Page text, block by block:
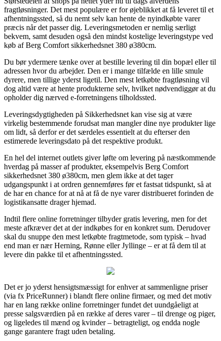
fragtløsninger. Det mest populære er for øjeblikket at få leveret til et
afhentningssted, så du nemt selv kan hente de nyindkøbte varer
præcis når det passer dig. Leveringsmetoden er nemlig særligt
bekvem, samt desuden også den mindst kostelige leveringstype ved
køb af Berg Comfort sikkerhedsnet 380 ø380cm.
Du bør ydermere tænke over at bestille levering til din bopæl eller til
adressen hvor du arbejder. Den er i mange tilfælde en lille smule
dyrere, men tillige yderst ligetil. Den mest letkøbte fragtløsning vil
dog altid være at hente produkterne selv, hvilket nødvendiggør at du
opholder dig nærved e-forretningens tilholdssted.
Leveringsdygtigheden på Sikkerhedsnet kan vise sig at være
virkelig bestemmende forudsat man mangler dine nye produkter lige
om lidt, så derfor er det særdeles essentielt at du efterser den
estimerede leveringsdato på det respektive produkt.
En hel del internet outlets giver løfte om levering på næstkommende
hverdag på masser af produkter, eksempelvis Berg Comfort
sikkerhedsnet 380 ø380cm, men glem ikke at det tager
udgangspunkt i at ordren gennemføres før et fastsat tidspunkt, så at
de har en chance for at nå at få de nye varer distribueret forinden de
logistikansatte drager hjemad.
Indtil flere online forretninger tilbyder gratis levering, men for det
meste afkræver det at der indkøbes for en konkret sum. Derudover
skal du snuppe den mest letkøbte fragtmetode, som typisk – hvad
end man er nær Herning, Rønne eller Jyllinge – er at få dem til at
levere din pakke til et afhentningssted.
Det er jo yderst hensigtsmæssigt for enhver at sammenligne priser
(via fx PriceRunner) i blandt flere online firmaer, og med det motiv
har en lang række online forretninger fundet det uundgåeligt at
presse salgsværdien på en række af deres varer – til drenge og piger,
og ligeledes til mænd og kvinder – betragteligt, og endda nogle
gange garantere fragt uden betaling.